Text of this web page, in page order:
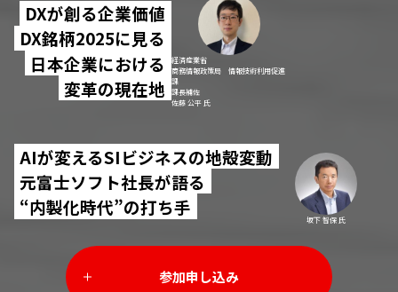
DXが創る企業価値
DX銘柄2025に見る
日本企業における
変革の現在地
経済産業省
商務情報政策局 情報技術利用促進
課
課長補佐
佐藤 公平 氏
AIが変えるSIビジネスの地殻変動
元富士ソフト社長が語る
“内製化時代”の打ち手
坂下 智保 氏
参加申し込み